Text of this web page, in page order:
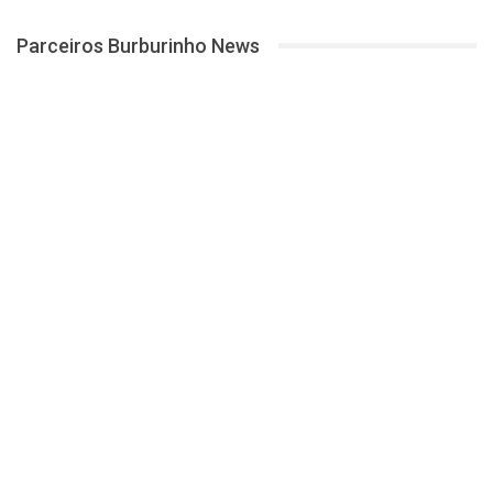
Parceiros Burburinho News